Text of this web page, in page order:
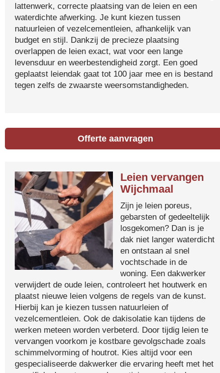
lattenwerk, correcte plaatsing van de leien en een
waterdichte afwerking. Je kunt kiezen tussen
natuurleien of vezelcementleien, afhankelijk van
budget en stijl. Dankzij de precieze plaatsing
overlappen de leien exact, wat voor een lange
levensduur en weerbestendigheid zorgt. Een goed
geplaatst leiendak gaat tot 100 jaar mee en is bestand
tegen zelfs de zwaarste weersomstandigheden.
Offerte aanvragen
Leien vervangen
Wijchmaal
Zijn je leien poreus,
gebarsten of gedeeltelijk
losgekomen? Dan is je
dak niet langer waterdicht
en ontstaan al snel
vochtschade in de
woning. Een dakwerker
verwijdert de oude leien, controleert het houtwerk en
plaatst nieuwe leien volgens de regels van de kunst.
Hierbij kan je kiezen tussen natuurleien of
vezelcementleien. Ook de dakisolatie kan tijdens de
werken meteen worden verbeterd. Door tijdig leien te
vervangen voorkom je kostbare gevolgschade zoals
schimmelvorming of houtrot. Kies altijd voor een
gespecialiseerde dakwerker die ervaring heeft met het